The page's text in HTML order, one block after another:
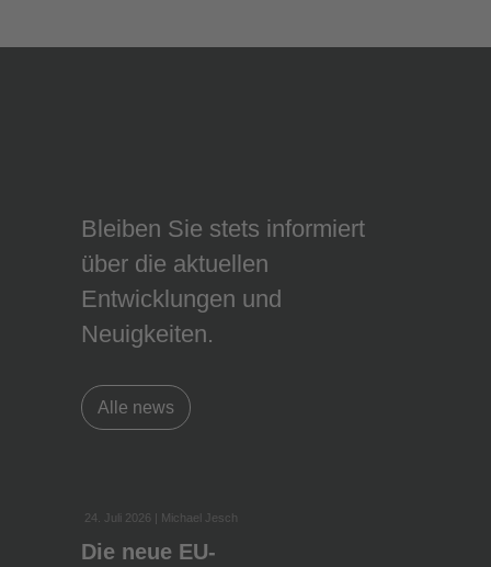
Bleiben Sie stets informiert
über die aktuellen
Entwicklungen und
Neuigkeiten.
Alle news
24. Juli 2026 | Michael Jesch
Die neue EU-